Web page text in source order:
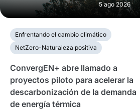
5 ago 2026
Enfrentando el cambio climático
NetZero-Naturaleza positiva
ConvergEN+ abre llamado a
proyectos piloto para acelerar la
descarbonización de la demanda
de energía térmica